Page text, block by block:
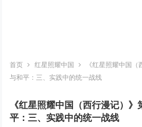
首页 红星照耀中国
《红星照耀中国
与和平：三、实践中的统一战线
《红星照耀中国（西行漫记）》
平：三、实践中的统一战线